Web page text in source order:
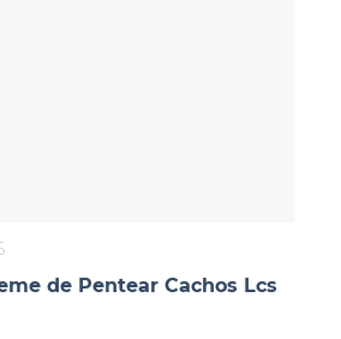
de Pentear Cachos Lcs